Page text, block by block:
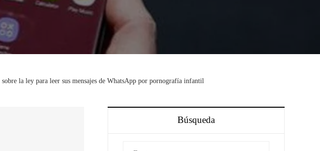
la ley para leer sus mensajes de WhatsApp por pornografía infantil
Búsqueda